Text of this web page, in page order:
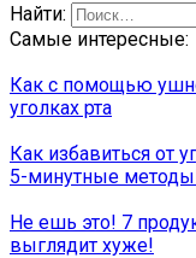
Найти:
Самые интересные:
Как с помощью
уголках рта
Как избавиться от
5-минутные
Не ешь это! 7
выглядит хуже!